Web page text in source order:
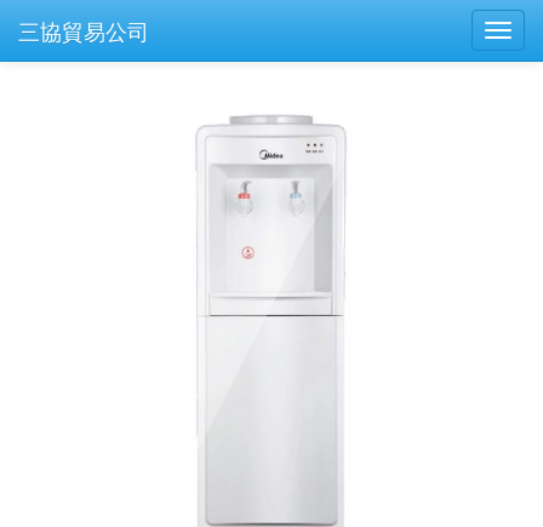
三協貿易公司